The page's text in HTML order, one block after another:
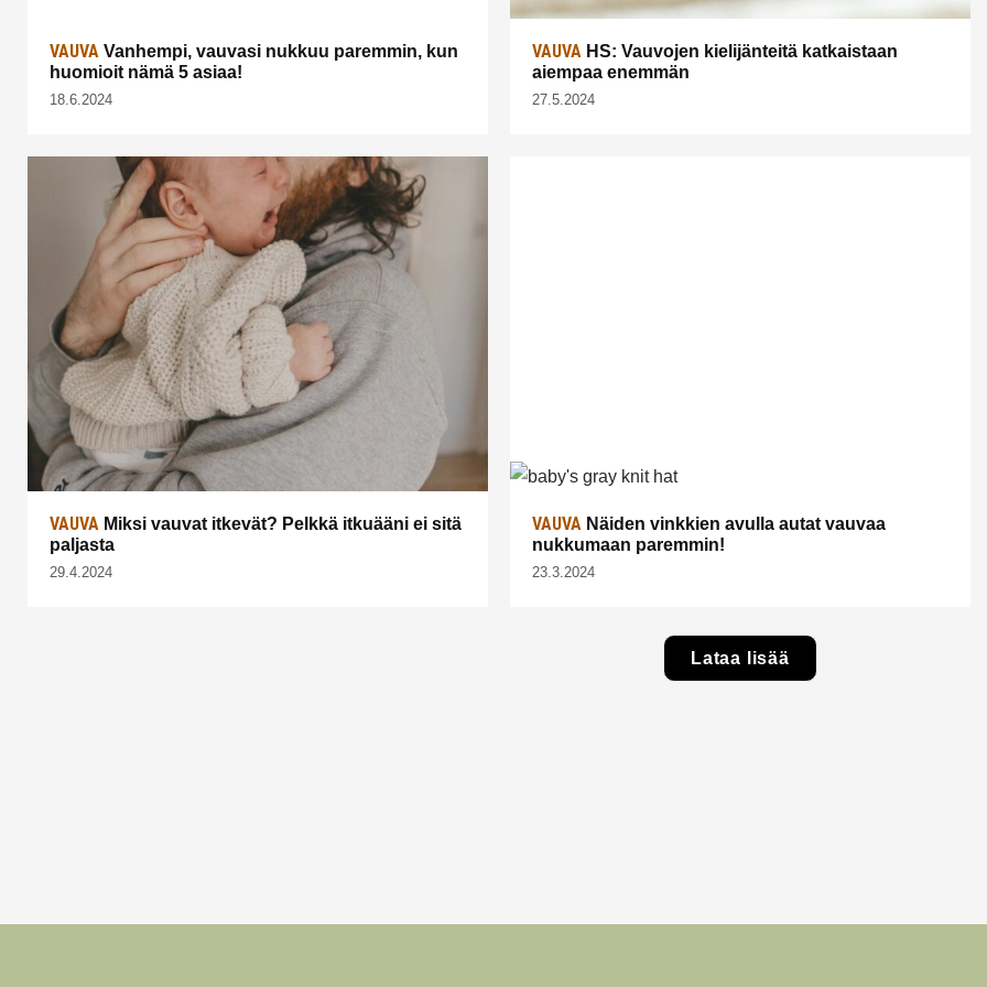
VAUVA Vanhempi, vauvasi nukkuu paremmin, kun
huomioit nämä 5 asiaa!
18.6.2024
VAUVA HS: Vauvojen kielijänteitä katkaistaan
aiempaa enemmän
27.5.2024
VAUVA Miksi vauvat itkevät? Pelkkä itkuääni ei sitä
paljasta
29.4.2024
VAUVA Näiden vinkkien avulla autat vauvaa
nukkumaan paremmin!
23.3.2024
Lataa lisää